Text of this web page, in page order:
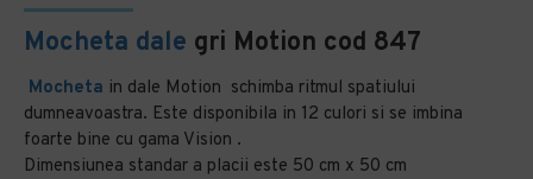
Mocheta dale gri Motion cod 847
Mocheta in dale Motion schimba ritmul spatiului
dumneavoastra. Este disponibila in 12 culori si se imbina
foarte bine cu gama Vision .
Dimensiunea standar a placii este 50 cm x 50 cm